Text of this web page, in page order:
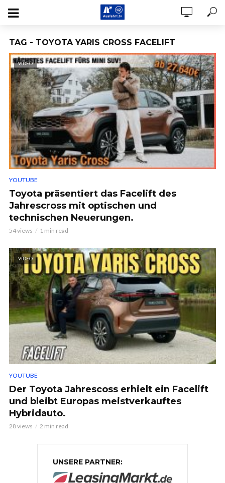
TAG - TOYOTA YARIS CROSS FACELIFT
VIDEO
YOUTUBE
Toyota präsentiert das Facelift des
Jahrescross mit optischen und
technischen Neuerungen.
54 views 1 min read
VIDEO
YOUTUBE
Der Toyota Jahrescoss erhielt ein Facelift
und bleibt Europas meistverkauftes
Hybridauto.
28 views 2 min read
UNSERE PARTNER: